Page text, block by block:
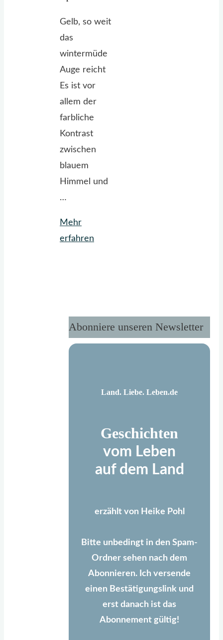
Gelb, so weit
das
wintermüde
Auge reicht
Es ist vor
allem der
farbliche
Kontrast
zwischen
blauem
Himmel und
…
Mehr
erfahren
Abonniere unseren Newsletter
Land. Liebe. Leben.de
Geschichten
vom Leben
auf dem Land
erzählt von Heike Pohl
Bitte unbedingt in den Spam-
Ordner sehen nach dem
Abonnieren. Ich versende
einen Bestätigungslink und
erst danach ist das
Abonnement gültig!